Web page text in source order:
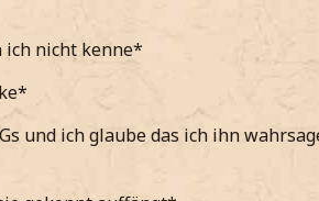
nicht kenne*
und ich glaube das ich ihn